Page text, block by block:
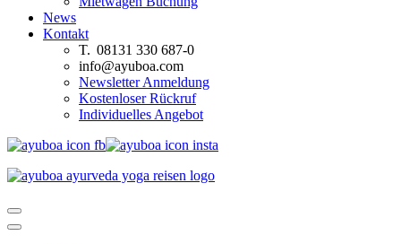
News
Kontakt
T. 08131 330 687-0
info@ayuboa.com
Newsletter Anmeldung
Kostenloser Rückruf
Individuelles Angebot